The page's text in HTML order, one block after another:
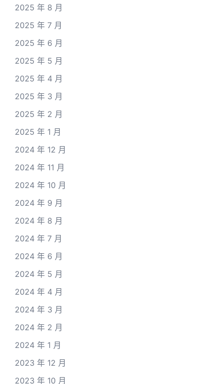
2025 年 8 月
2025 年 7 月
2025 年 6 月
2025 年 5 月
2025 年 4 月
2025 年 3 月
2025 年 2 月
2025 年 1 月
2024 年 12 月
2024 年 11 月
2024 年 10 月
2024 年 9 月
2024 年 8 月
2024 年 7 月
2024 年 6 月
2024 年 5 月
2024 年 4 月
2024 年 3 月
2024 年 2 月
2024 年 1 月
2023 年 12 月
2023 年 10 月